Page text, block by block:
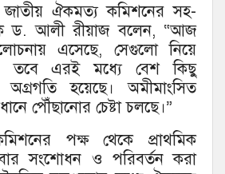
ঐকমত্য কমিশনের সহ-
ড. আলী রীয়াজ বলেন, “আজ
এসেছে, সেগুলো নিয়ে
তবে এরই মধ্যে বেশ কিছু
অগ্রগতি হয়েছে। অমীমাংসিত
পৌঁছানোর চেষ্টা চলছে।”
পক্ষ থেকে প্রাথমিক
সংশোধন ও পরিবর্তন করা